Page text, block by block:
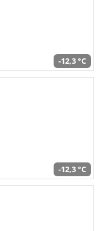
-12,3 °C
-12,3 °C